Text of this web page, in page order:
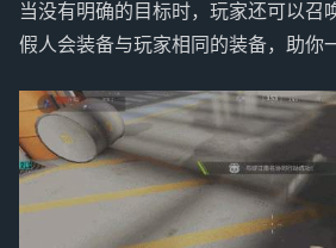
当没有明确的目标时，玩家还可以召
假人会装备与玩家相同的装备，助你